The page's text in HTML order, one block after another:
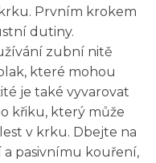
Prvním krokem
dutiny.
zubní nitě
které mohou
je také vyvarovat
křiku, který může
v krku. Dbejte na
a pasivnímu kouření,